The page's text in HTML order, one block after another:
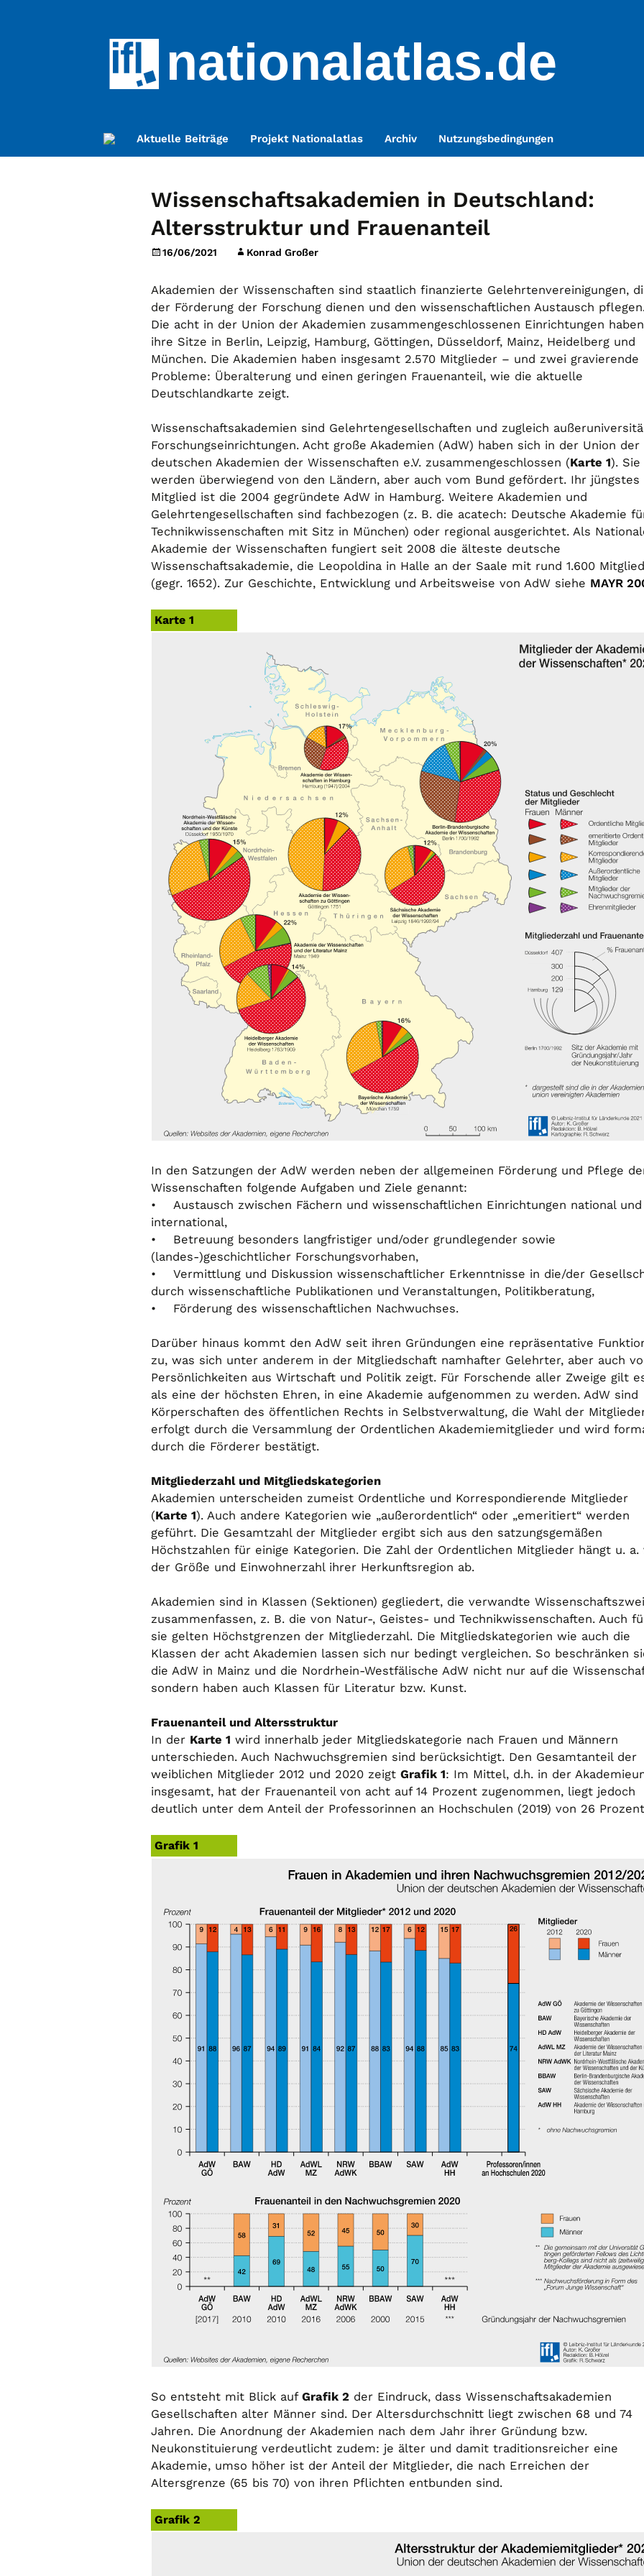
nationalatlas.de
Zum
Inhalt
Aktuelle Beiträge Projekt Nationalatlas Archiv Nutzungsbedingungen
Wissenschaftsakademien in Deutschland:
Altersstruktur und Frauenanteil
16/06/2021 Konrad Großer
Akademien der Wissenschaften sind staatlich finanzierte Gelehrtenvereinigungen,
der Förderung der Forschung dienen und den wissenschaftlichen Austausch
Die acht in der Union der Akademien zusammengeschlossenen Einrichtungen haben
ihre Sitze in Berlin, Leipzig, Hamburg, Göttingen, Düsseldorf, Mainz, Heidelberg und
München. Die Akademien haben insgesamt 2.570 Mitglieder – und zwei gravierende
Probleme: Überalterung und einen geringen Frauenanteil, wie die aktuelle
Deutschlandkarte zeigt.
Wissenschaftsakademien sind Gelehrtengesellschaften und zugleich
Forschungseinrichtungen. Acht große Akademien (AdW) haben sich in der Union der
deutschen Akademien der Wissenschaften e.V. zusammengeschlossen (Karte 1). Sie
werden überwiegend von den Ländern, aber auch vom Bund gefördert. Ihr jüngstes
Mitglied ist die 2004 gegründete AdW in Hamburg. Weitere Akademien und
Gelehrtengesellschaften sind fachbezogen (z. B. die acatech: Deutsche Akademie
Technikwissenschaften mit Sitz in München) oder regional ausgerichtet. Als
Akademie der Wissenschaften fungiert seit 2008 die älteste deutsche
Wissenschaftsakademie, die Leopoldina in Halle an der Saale mit rund 1.600
(gegr. 1652). Zur Geschichte, Entwicklung und Arbeitsweise von AdW siehe MAYR
Karte 1
In den Satzungen der AdW werden neben der allgemeinen Förderung und Pflege
Wissenschaften folgende Aufgaben und Ziele genannt:
• Austausch zwischen Fächern und wissenschaftlichen Einrichtungen national und
international,
• Betreuung besonders langfristiger und/oder grundlegender sowie
(landes-)geschichtlicher Forschungsvorhaben,
• Vermittlung und Diskussion wissenschaftlicher Erkenntnisse in die/der
durch wissenschaftliche Publikationen und Veranstaltungen, Politikberatung,
• Förderung des wissenschaftlichen Nachwuchses.
Darüber hinaus kommt den AdW seit ihren Gründungen eine repräsentative
zu, was sich unter anderem in der Mitgliedschaft namhafter Gelehrter, aber auch
Persönlichkeiten aus Wirtschaft und Politik zeigt. Für Forschende aller Zweige gilt
als eine der höchsten Ehren, in eine Akademie aufgenommen zu werden. AdW sind
Körperschaften des öffentlichen Rechts in Selbstverwaltung, die Wahl der
erfolgt durch die Versammlung der Ordentlichen Akademiemitglieder und wird
durch die Förderer bestätigt.
Mitgliederzahl und Mitgliedskategorien
Akademien unterscheiden zumeist Ordentliche und Korrespondierende Mitglieder
(Karte 1). Auch andere Kategorien wie „außerordentlich“ oder „emeritiert“ werden
geführt. Die Gesamtzahl der Mitglieder ergibt sich aus den satzungsgemäßen
Höchstzahlen für einige Kategorien. Die Zahl der Ordentlichen Mitglieder hängt u. a.
der Größe und Einwohnerzahl ihrer Herkunftsregion ab.
Akademien sind in Klassen (Sektionen) gegliedert, die verwandte
zusammenfassen, z. B. die von Natur-, Geistes- und Technikwissenschaften. Auch
sie gelten Höchstgrenzen der Mitgliederzahl. Die Mitgliedskategorien wie auch die
Klassen der acht Akademien lassen sich nur bedingt vergleichen. So beschränken
die AdW in Mainz und die Nordrhein-Westfälische AdW nicht nur auf die
sondern haben auch Klassen für Literatur bzw. Kunst.
Frauenanteil und Altersstruktur
In der Karte 1 wird innerhalb jeder Mitgliedskategorie nach Frauen und Männern
unterschieden. Auch Nachwuchsgremien sind berücksichtigt. Den Gesamtanteil der
weiblichen Mitglieder 2012 und 2020 zeigt Grafik 1: Im Mittel, d.h. in der
insgesamt, hat der Frauenanteil von acht auf 14 Prozent zugenommen, liegt jedoch
deutlich unter dem Anteil der Professorinnen an Hochschulen (2019) von 26
Grafik 1
So entsteht mit Blick auf Grafik 2der Eindruck, dass Wissenschaftsakademien
Gesellschaften alter Männer sind. Der Altersdurchschnitt liegt zwischen 68 und 74
Jahren. Die Anordnung der Akademien nach dem Jahr ihrer Gründung bzw.
Neukonstituierung verdeutlicht zudem: je älter und damit traditionsreicher eine
Akademie, umso höher ist der Anteil der Mitglieder, die nach Erreichen der
Altersgrenze (65 bis 70) von ihren Pflichten entbunden sind.
Grafik 2